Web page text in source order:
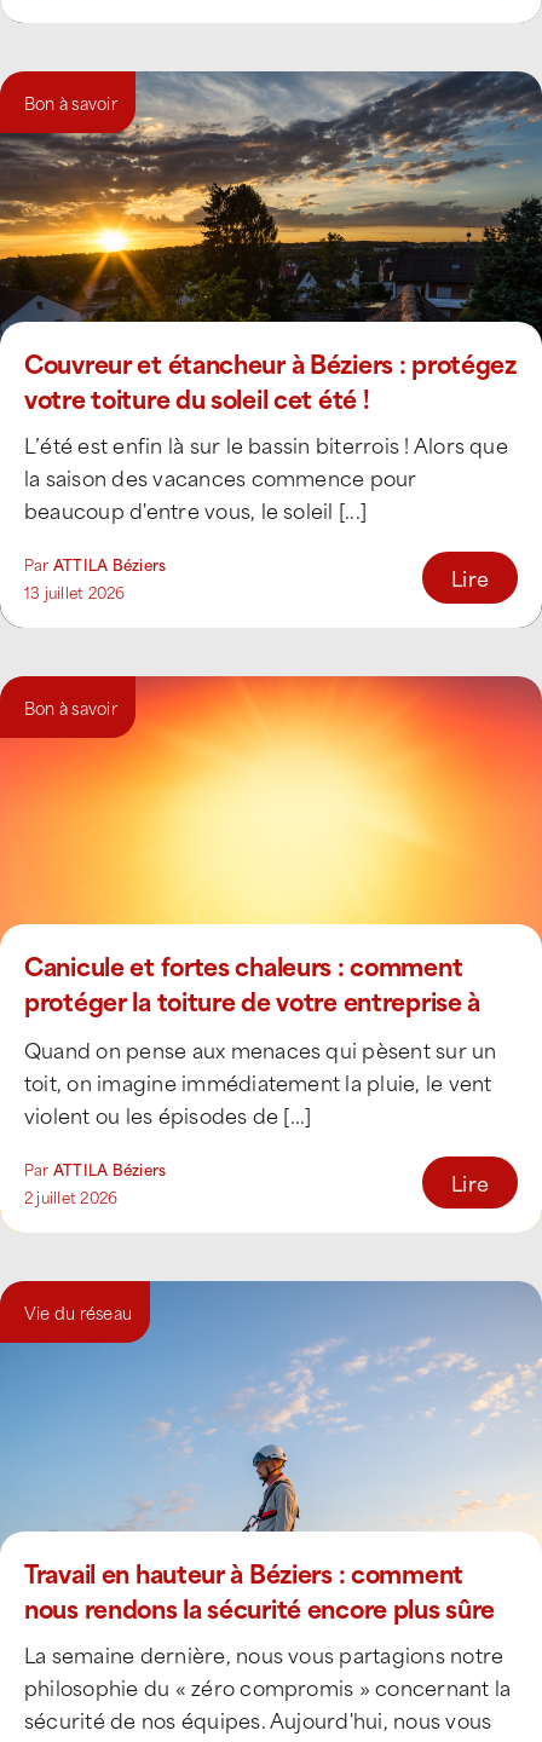
Bon à savoir
Couvreur et étancheur à Béziers : protégez
votre toiture du soleil cet été !
L’été est enfin là sur le bassin biterrois ! Alors que
la saison des vacances commence pour
beaucoup d'entre vous, le soleil [...]
Par ATTILA Béziers
13 juillet 2026
Lire
Bon à savoir
Canicule et fortes chaleurs : comment
protéger la toiture de votre entreprise à
Béziers ?
Quand on pense aux menaces qui pèsent sur un
toit, on imagine immédiatement la pluie, le vent
violent ou les épisodes de [...]
Par ATTILA Béziers
2 juillet 2026
Lire
Vie du réseau
Travail en hauteur à Béziers : comment
nous rendons la sécurité encore plus sûre
La semaine dernière, nous vous partagions notre
philosophie du « zéro compromis » concernant la
sécurité de nos équipes. Aujourd'hui, nous vous